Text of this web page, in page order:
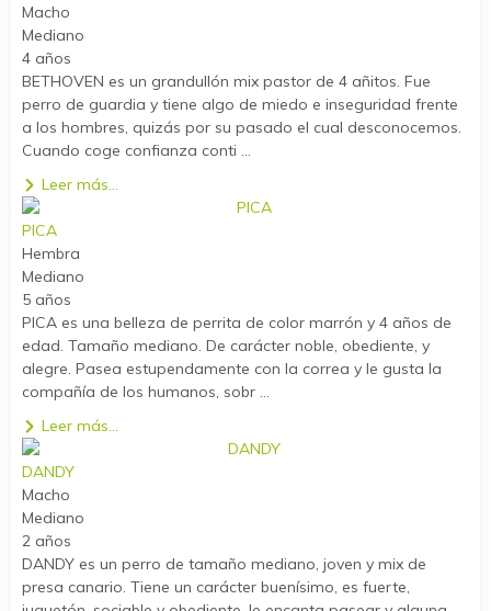
Macho
Mediano
4 años
BETHOVEN es un grandullón mix pastor de 4 añitos. Fue
perro de guardia y tiene algo de miedo e inseguridad frente
a los hombres, quizás por su pasado el cual desconocemos.
Cuando coge confianza conti ...
Leer más...
PICA
Hembra
Mediano
5 años
PICA es una belleza de perrita de color marrón y 4 años de
edad. Tamaño mediano. De carácter noble, obediente, y
alegre. Pasea estupendamente con la correa y le gusta la
compañía de los humanos, sobr ...
Leer más...
DANDY
Macho
Mediano
2 años
DANDY es un perro de tamaño mediano, joven y mix de
presa canario. Tiene un carácter buenísimo, es fuerte,